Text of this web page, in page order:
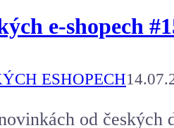
e-shopech
ESHOPECH
od českých